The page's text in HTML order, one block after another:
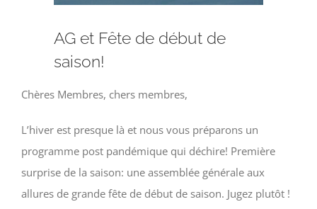
AG et Fête de début de
saison!
Chères Membres, chers membres,
L’hiver est presque là et nous vous préparons un
programme post pandémique qui déchire! Première
surprise de la saison: une assemblée générale aux
allures de grande fête de début de saison. Jugez plutôt !